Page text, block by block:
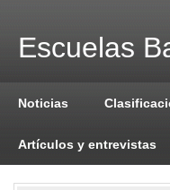
Escuelas
Noticias
Artículos y entrevistas